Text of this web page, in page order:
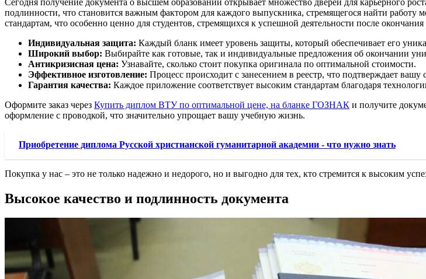
подлинности, что становится важным фактором для каждого выпускника, стремящегося найти работу
стандартам, что особенно ценно для студентов, стремящихся к успешной деятельности после окончания
Индивидуальная защита: Каждый бланк имеет уровень защиты, который обеспечивает его
Широкий выбор: Выбирайте как готовые, так и индивидуальные предложения об окончании
Антикризисная цена: Узнавайте, сколько стоит покупка оригинала по оптимальной стоимости.
Эффективное изготовление: Процесс происходит с занесением в реестр, что подтверждает вашу
Гарантия качества: Каждое приложение соответствует высоким стандартам благодаря
Оформите заказ через Купить диплом ВТУ по оптимальной цене, на бланке ГОЗНАК и получите
оформление с проводкой, что значительно упрощает вашу учебную жизнь.
Приобретение диплома Русской христианской гуманитарной академии - что нужно знать
Покупка у нас – это не только надежно и недорого, но и выгодно для тех, кто стремится к высоким
Высокое качество и подлинность документа